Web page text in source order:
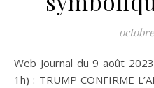
Web Journal du 9 août 2023 intitulé « Confirmés » (durée
1h) : TRUMP CONFIRME